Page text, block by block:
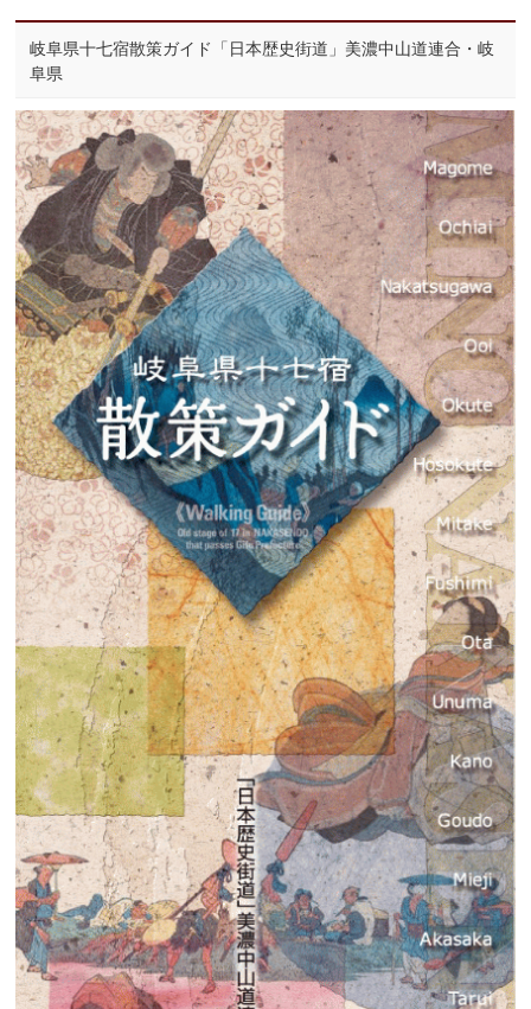
岐阜県十七宿散策ガイド「日本歴史街道」美濃中山道連合・岐
阜県